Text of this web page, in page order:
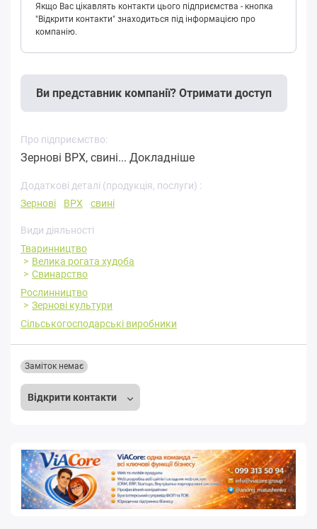
Якщо Вас цікавлять контакти цього підприємства - кнопка
"Відкрити контакти" знаходиться під інформацією про
компанію.
Ви представник компанії? Отримати доступ
Про підприємство:
Зернові ВРХ, свині... Докладніше
Додаткові деталі (продукція, послуги) :
Зернові
ВРХ свині
Види діяльності
Тваринництво
Велика рогата худоба
Свинарство
Рослинництво
Зернові культури
Сільськогосподарські виробники
Відкрити контакти
Заміток немає